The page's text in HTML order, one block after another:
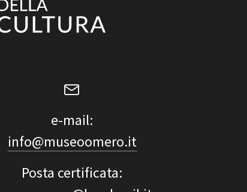
e-mail:
info@museoomero.it
Posta certificata: